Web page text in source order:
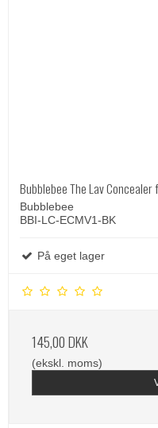
Bubblebee The Lav Concealer
Bubblebee
BBI-LC-ECMV1-BK
På eget lager
145,00 DKK
(ekskl. moms)